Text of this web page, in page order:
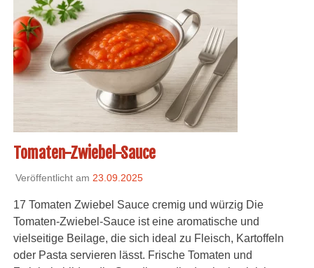
Tomaten-Zwiebel-Sauce
Veröffentlicht am 23.09.2025
17 Tomaten Zwiebel Sauce cremig und würzig Die
Tomaten-Zwiebel-Sauce ist eine aromatische und
vielseitige Beilage, die sich ideal zu Fleisch, Kartoffeln
oder Pasta servieren lässt. Frische Tomaten und